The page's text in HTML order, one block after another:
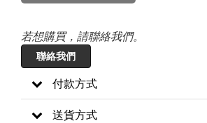
若想購買，請聯絡我們。
聯絡我們
付款方式
送貨方式